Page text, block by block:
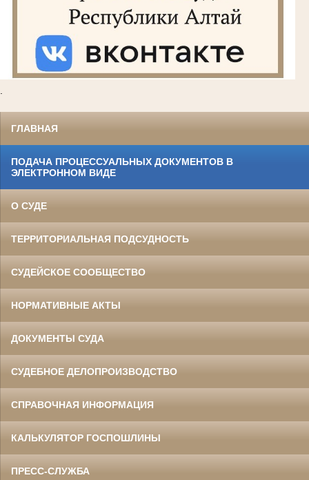
ГЛАВНАЯ
ПОДАЧА ПРОЦЕССУАЛЬНЫХ ДОКУМЕНТОВ В
ЭЛЕКТРОННОМ ВИДЕ
О СУДЕ
ТЕРРИТОРИАЛЬНАЯ ПОДСУДНОСТЬ
СУДЕЙСКОЕ СООБЩЕСТВО
НОРМАТИВНЫЕ АКТЫ
ДОКУМЕНТЫ СУДА
СУДЕБНОЕ ДЕЛОПРОИЗВОДСТВО
СПРАВОЧНАЯ ИНФОРМАЦИЯ
КАЛЬКУЛЯТОР ГОСПОШЛИНЫ
ПРЕСС-СЛУЖБА